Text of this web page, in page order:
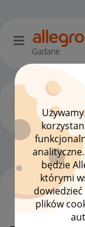
będzie
którymi
plików
Gadane
Allegro One